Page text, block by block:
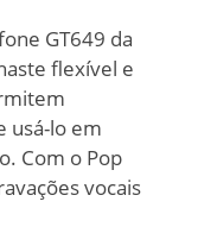
GT649 da
flexível e
usá-lo em
Com o Pop
vocais